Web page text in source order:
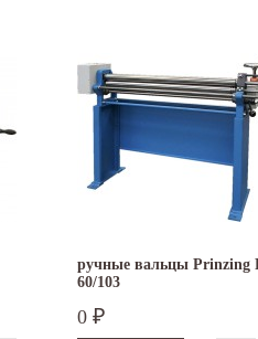
ручные вальцы Prinzing
60/103
0 ₽